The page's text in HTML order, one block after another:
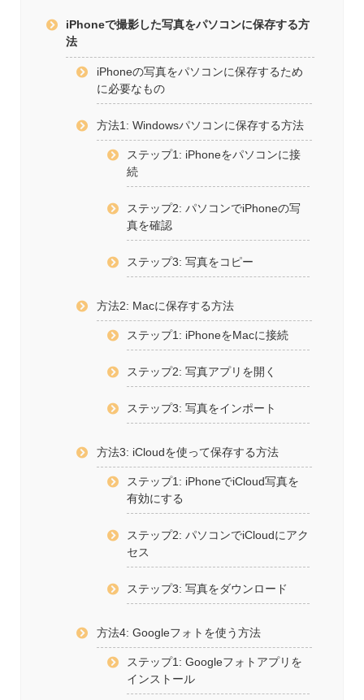
iPhoneで撮影した写真をパソコンに保存する方
法
iPhoneの写真をパソコンに保存するため
に必要なもの
方法1: Windowsパソコンに保存する方法
ステップ1: iPhoneをパソコンに接
続
ステップ2: パソコンでiPhoneの写
真を確認
ステップ3: 写真をコピー
方法2: Macに保存する方法
ステップ1: iPhoneをMacに接続
ステップ2: 写真アプリを開く
ステップ3: 写真をインポート
方法3: iCloudを使って保存する方法
ステップ1: iPhoneでiCloud写真を
有効にする
ステップ2: パソコンでiCloudにアク
セス
ステップ3: 写真をダウンロード
方法4: Googleフォトを使う方法
ステップ1: Googleフォトアプリを
インストール